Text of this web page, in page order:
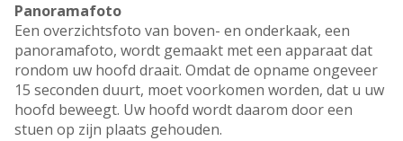
Panoramafoto
Een overzichtsfoto van boven- en onderkaak, een
panoramafoto, wordt gemaakt met een apparaat dat
rondom uw hoofd draait. Omdat de opname ongeveer
15 seconden duurt, moet voorkomen worden, dat u uw
hoofd beweegt. Uw hoofd wordt daarom door een
stuen op zijn plaats gehouden.